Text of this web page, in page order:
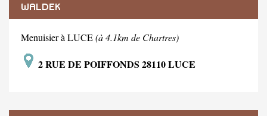
WALDEK
Menuisier à LUCE(à 4.1km de Chartres)
2 RUE DE POIFFONDS 28110 LUCE